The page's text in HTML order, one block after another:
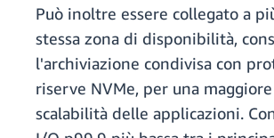
Può inoltre essere collegato a
stessa zona di disponibilità,
l'archiviazione condivisa con
riserve NVMe, per una
scalabilità delle applicazioni.